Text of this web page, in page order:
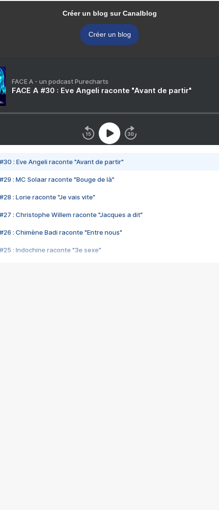
Créer un blog sur Canalblog
Créer un blog
FACE A - un podcast Purecharts
FACE A #30 : Eve Angeli raconte "Avant de partir"
#30 : Eve Angeli raconte "Avant de partir"
#29 : MC Solaar raconte "Bouge de là"
#28 : Lorie raconte "Je vais vite"
#27 : Christophe Willem raconte "Jacques a dit"
#26 : Chimène Badi raconte "Entre nous"
#25 : Indochine raconte "3e sexe"